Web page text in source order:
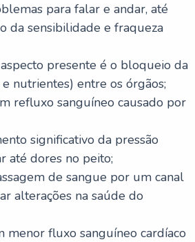
para falar e andar, até
da sensibilidade e fraqueza
presente é o bloqueio da
nutrientes) entre os órgãos;
refluxo sanguíneo causado por
significativo da pressão
até dores no peito;
de sangue por um canal
alterações na saúde do
menor fluxo sanguíneo cardíaco